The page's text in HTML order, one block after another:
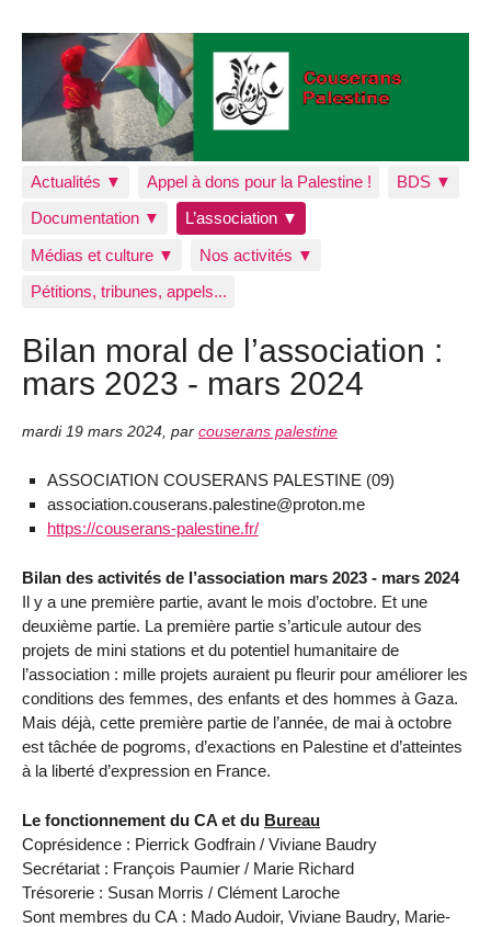
Actualités ▼ Appel à dons pour la Palestine !
BDS ▼
Documentation ▼
L’association ▼
Médias et culture ▼
Nos activités ▼
Pétitions, tribunes, appels...
Bilan moral de l’association :
mars 2023 - mars 2024
mardi 19 mars 2024, par couserans palestine
ASSOCIATION COUSERANS PALESTINE (09)
association.couserans.palestine@proton.me
https://couserans-palestine.fr/
Bilan des activités de l’association mars 2023 - mars 2024
Il y a une première partie, avant le mois d’octobre. Et une
deuxième partie. La première partie s’articule autour des
projets de mini stations et du potentiel humanitaire de
l’association : mille projets auraient pu fleurir pour améliorer les
conditions des femmes, des enfants et des hommes à Gaza.
Mais déjà, cette première partie de l’année, de mai à octobre
est tâchée de pogroms, d’exactions en Palestine et d’atteintes
à la liberté d’expression en France.
Le fonctionnement du CA et du Bureau
Coprésidence : Pierrick Godfrain / Viviane Baudry
Secrétariat : François Paumier / Marie Richard
Trésorerie : Susan Morris / Clément Laroche
Sont membres du CA : Mado Audoir, Viviane Baudry, Marie-